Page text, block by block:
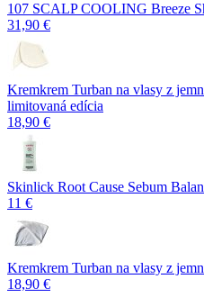
107 SCALP COOLING Breeze
31,90 €
Kremkrem Turban na vlasy z
limitovaná edícia
18,90 €
Skinlick Root Cause Sebum
11 €
Kremkrem Turban na vlasy z
18,90 €